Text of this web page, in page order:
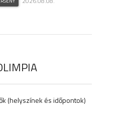
(helyszínek és időpontok)